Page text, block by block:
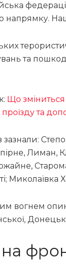
напрямку.
та
Що зміниться
та
зазнали:
Лиман,
Миколаївка
вогнем